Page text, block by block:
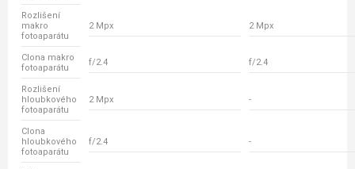
Rozlišení
makro
fotoaparátu
2 Mpx 2 Mpx
Clona makro
fotoaparátu
f/2.4 f/2.4
Rozlišení
hloubkového
fotoaparátu
2 Mpx -
Clona
hloubkového
fotoaparátu
f/2.4 -